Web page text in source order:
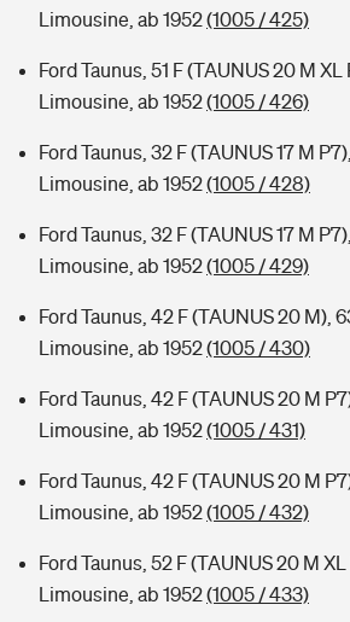
Limousine, ab 1952(1005 / 425)
Ford Taunus, 51 F (TAUNUS 20 M XL
Limousine, ab 1952(1005 / 426)
Ford Taunus, 32 F (TAUNUS 17 M
Limousine, ab 1952(1005 / 428)
Ford Taunus, 32 F (TAUNUS 17 M
Limousine, ab 1952(1005 / 429)
Ford Taunus, 42 F (TAUNUS 20 M),
Limousine, ab 1952(1005 / 430)
Ford Taunus, 42 F (TAUNUS 20 M
Limousine, ab 1952(1005 / 431)
Ford Taunus, 42 F (TAUNUS 20 M
Limousine, ab 1952(1005 / 432)
Ford Taunus, 52 F (TAUNUS 20 M
Limousine, ab 1952(1005 / 433)